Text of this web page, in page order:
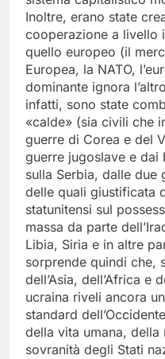
Inoltre, erano state
cooperazione a livello
quello europeo (il
Europea, la NATO,
dominante ignora
infatti, sono state
«calde» (sia civili che
guerre di Corea e del
guerre jugoslave e dai
sulla Serbia, dalle due
delle quali giustificata
statunitensi sul
massa da parte
Libia, Siria e in altre
sorprende quindi che,
dell’Asia, dell’Africa e
ucraina riveli ancora
standard
della vita umana,
sovranità degli Stati